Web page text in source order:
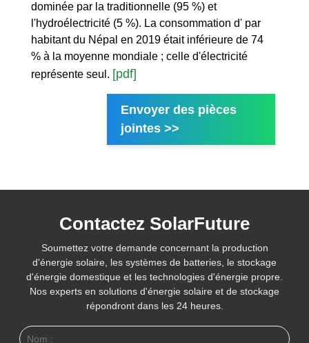
dominée par la traditionnelle (95 %) et
l'hydroélectricité (5 %). La consommation d' par
habitant du Népal en 2019 était inférieure de 74
% à la moyenne mondiale ; celle d'électricité
représente seul. [pdf]
Envoyer des pièces
jointes >>
Contactez SolarFuture
Soumettez votre demande concernant la production
d'énergie solaire, les systèmes de batteries, le stockage
d'énergie domestique et les technologies d'énergie propre.
Nos experts en solutions d'énergie solaire et de stockage
répondront dans les 24 heures.